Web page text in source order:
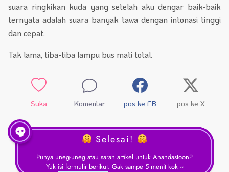
suara ringkikan kuda yang setelah aku dengar baik-baik
ternyata adalah suara banyak tawa dengan intonasi tinggi
dan cepat.
Tak lama, tiba-tiba lampu bus mati total.
Suka Komentar pos ke FB pos ke X
Selesai!
Punya uneg-uneg atau saran artikel untuk Anandastoon?
Yuk isi formulir berikut. Gak sampe 5 menit kok ~